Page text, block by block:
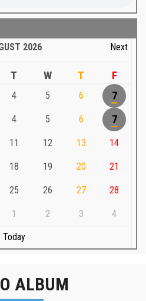
2026 Next
T W T F
4 5 6 7
4 5 6 7
11 12 13 14
18 19 20 21
25 26 27 28
1 2 3 4
Today
ALBUM